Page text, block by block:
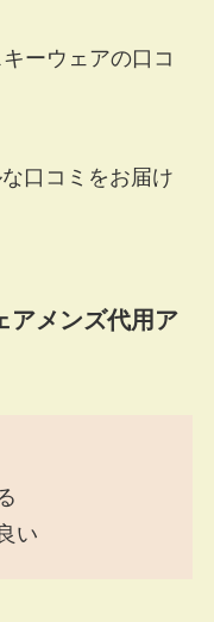
ーウェアの口コ
口コミをお届け
アメンズ代用ア
い